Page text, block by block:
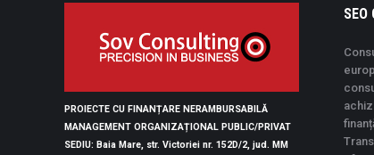
PROIECTE CU FINANȚARE NERAMBURSABILĂ
MANAGEMENT ORGANIZAȚIONAL PUBLIC/PRIVAT
SEDIU: Baia Mare, str. Victoriei nr. 152D/2, jud. MM
SEO